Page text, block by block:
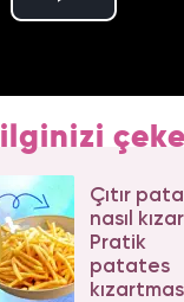
ilginizi
Çıtır
nasıl
Pratik
patates